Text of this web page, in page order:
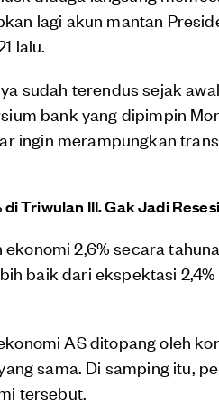
lagi akun mantan
lalu.
sudah terendus sejak
bank yang dipimpin
ingin merampungkan
Triwulan III. Gak Jadi
2,6% secara
baik dari ekspektasi
AS ditopang oleh
sama. Di samping itu,
tersebut.